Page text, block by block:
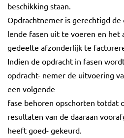
beschikking staan.
Opdrachtnemer is gerechtigd
lende fasen uit te voeren en het
gedeelte afzonderlijk te
Indien de opdracht in fasen
opdracht- nemer de uitvoering
een volgende
fase behoren opschorten totdat
resultaten van de daaraan
heeft goed- gekeurd.